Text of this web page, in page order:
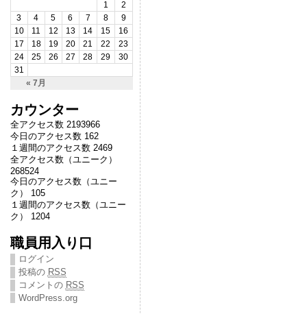
« 7月
1
2
3
4 5 6 7 8
9
10
11 12 13 14 15
16
17
18 19 20 21 22
23
24
25 26 27 28 29
30
31
カウンター
全アクセス数 2193966
今日のアクセス数 162
１週間のアクセス数 2469
全アクセス数（ユニーク）
268524
今日のアクセス数（ユニー
ク） 105
１週間のアクセス数（ユニー
ク） 1204
職員用入り口
ログイン
投稿の RSS
コメントの RSS
WordPress.org